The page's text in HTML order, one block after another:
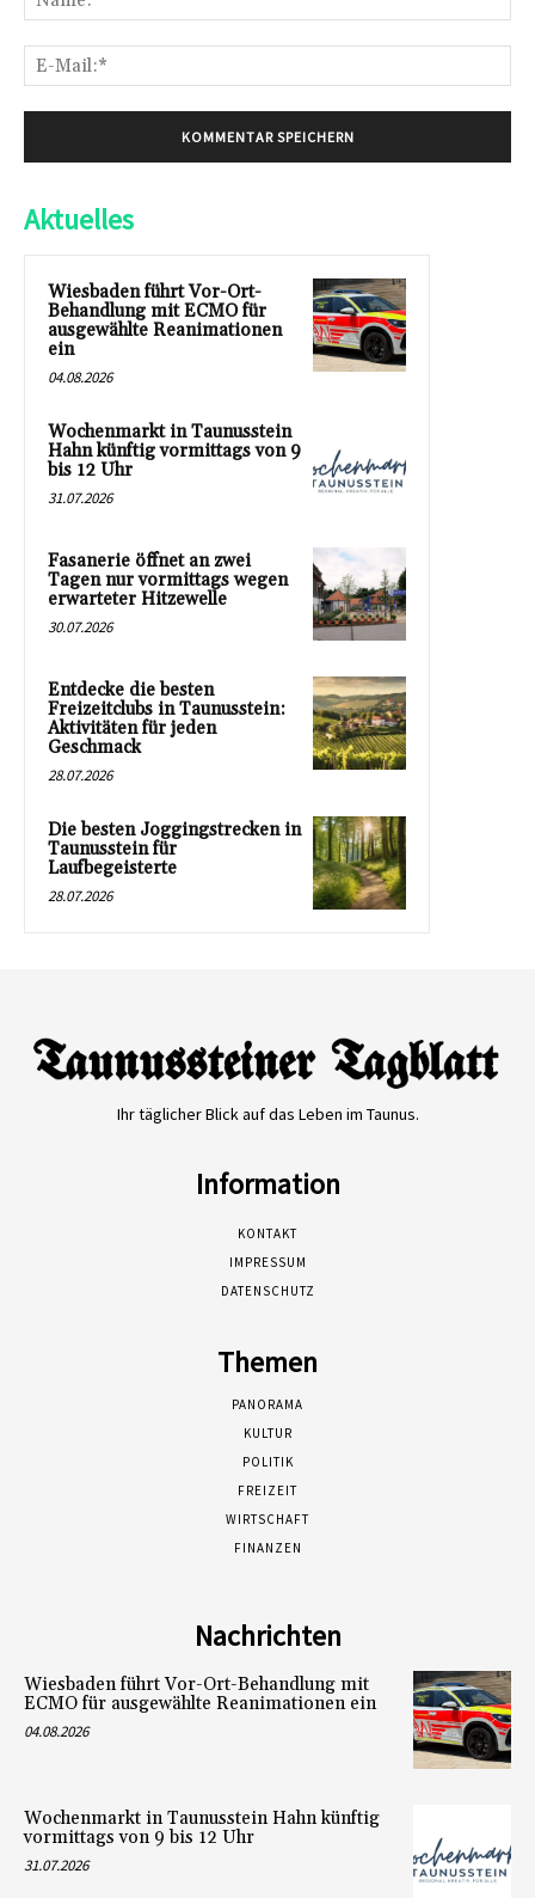
Aktuelles
Wiesbaden führt Vor-Ort-
Behandlung mit ECMO für
ausgewählte Reanimationen
ein
04.08.2026
Wochenmarkt in Taunusstein
Hahn künftig vormittags von 9
bis 12 Uhr
31.07.2026
Fasanerie öffnet an zwei
Tagen nur vormittags wegen
erwarteter Hitzewelle
30.07.2026
Entdecke die besten
Freizeitclubs in Taunusstein:
Aktivitäten für jeden
Geschmack
28.07.2026
Die besten Joggingstrecken in
Taunusstein für
Laufbegeisterte
28.07.2026
Ihr täglicher Blick auf das Leben im Taunus.
Information
KONTAKT
IMPRESSUM
DATENSCHUTZ
Themen
PANORAMA
KULTUR
POLITIK
FREIZEIT
WIRTSCHAFT
FINANZEN
Nachrichten
Wiesbaden führt Vor-Ort-Behandlung mit
ECMO für ausgewählte Reanimationen ein
04.08.2026
Wochenmarkt in Taunusstein Hahn künftig
vormittags von 9 bis 12 Uhr
31.07.2026